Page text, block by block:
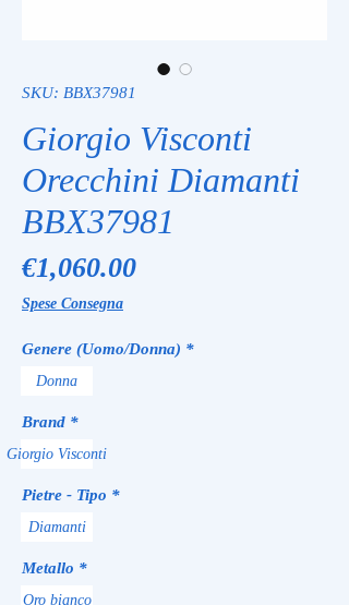
SKU: BBX37981
Giorgio Visconti
Orecchini Diamanti
BBX37981
€1,060.00Price
Spese Consegna
Genere (Uomo/Donna) *
Donna
Brand *
Giorgio Visconti
Pietre - Tipo *
Diamanti
Metallo *
Oro bianco